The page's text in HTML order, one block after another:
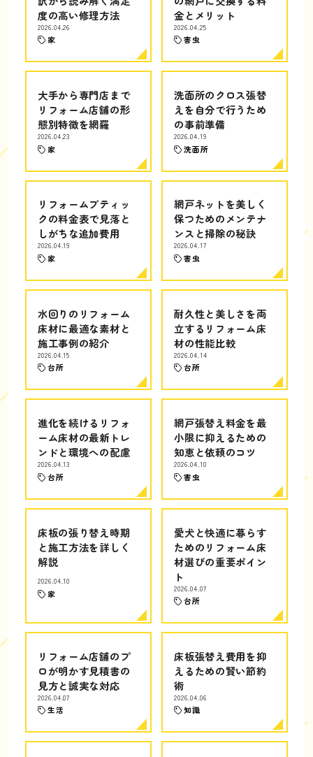
度の高い修理方法
2026.04.26
家
金とメリット
2026.04.25
害虫
大手から専門店まで
リフォーム店舗の形
態別特徴を網羅
2026.04.23
家
洗面所のクロス張替
えを自分で行うため
の事前準備
2026.04.19
洗面所
リフォームブティッ
クの料金表で見落と
しがちな追加費用
2026.04.19
家
網戸ネットを美しく
保つためのメンテナ
ンスと掃除の秘訣
2026.04.17
害虫
水回りのリフォーム
床材に最適な素材と
施工事例の紹介
2026.04.15
台所
耐久性と美しさを両
立するリフォーム床
材の性能比較
2026.04.14
台所
進化を続けるリフォ
ーム床材の最新トレ
ンドと環境への配慮
2026.04.13
台所
網戸張替え料金を最
小限に抑えるための
知恵と依頼のコツ
2026.04.10
害虫
床板の張り替え時期
と施工方法を詳しく
解説
2026.04.10
家
愛犬と快適に暮らす
ためのリフォーム床
材選びの重要ポイン
ト
2026.04.07
台所
リフォーム店舗のプ
ロが明かす見積書の
見方と誠実な対応
2026.04.07
生活
床板張替え費用を抑
えるための賢い節約
術
2026.04.06
知識